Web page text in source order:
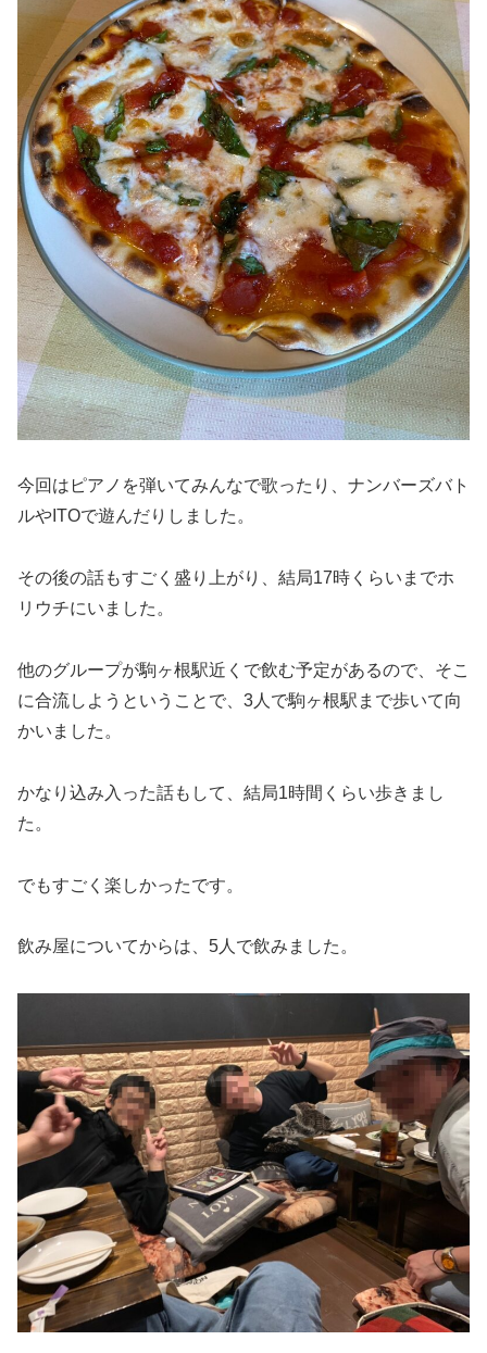
今回はピアノを弾いてみんなで歌ったり、ナンバーズバト
ルやITOで遊んだりしました。
その後の話もすごく盛り上がり、結局17時くらいまでホ
リウチにいました。
他のグループが駒ヶ根駅近くで飲む予定があるので、そこ
に合流しようということで、3人で駒ヶ根駅まで歩いて向
かいました。
かなり込み入った話もして、結局1時間くらい歩きまし
た。
でもすごく楽しかったです。
飲み屋についてからは、5人で飲みました。